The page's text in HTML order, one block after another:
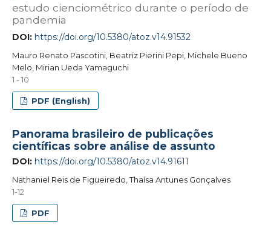
estudo cienciométrico durante o período de
pandemia
DOI: https://doi.org/10.5380/atoz.v14.91532
Mauro Renato Pascotini, Beatriz Pierini Pepi, Michele Bueno
Melo, Mirian Ueda Yamaguchi
1 - 10
PDF (English)
Panorama brasileiro de publicações
científicas sobre análise de assunto
DOI: https://doi.org/10.5380/atoz.v14.91611
Nathaniel Reis de Figueiredo, Thaísa Antunes Gonçalves
1-12
PDF